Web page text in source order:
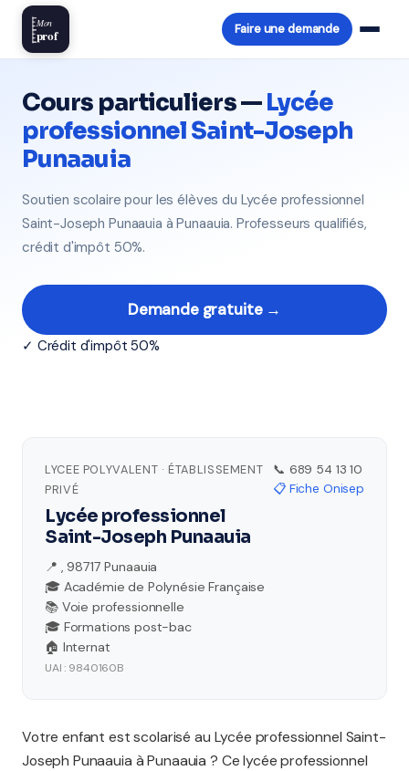
Mon
prof Faire une demande
Cours particuliers —Lycée
professionnel Saint-Joseph
Punaauia
Soutien scolaire pour les élèves du Lycée professionnel
Saint-Joseph Punaauia à Punaauia. Professeurs qualifiés,
crédit d'impôt 50%.
Demande gratuite →
✓ Crédit d'impôt 50%
LYCEE POLYVALENT · ÉTABLISSEMENT
PRIVÉ
Lycée professionnel
Saint-Joseph Punaauia
📍 , 98717 Punaauia
🎓 Académie de Polynésie Française
📚 Voie professionnelle
🎓 Formations post-bac
🏠 Internat
UAI : 9840160B
📞 689 54 13 10
📋 Fiche Onisep
Votre enfant est scolarisé au Lycée professionnel Saint-
Joseph Punaauia à Punaauia ? Ce lycée professionnel